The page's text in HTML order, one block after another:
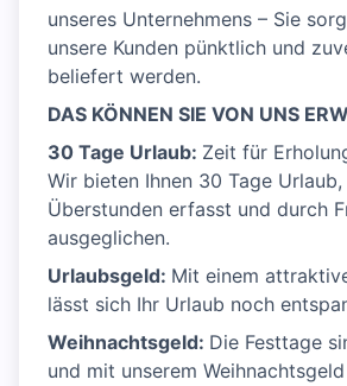
unseres Unternehmens – Sie
unsere Kunden pünktlich und
beliefert werden.
DAS KÖNNEN SIE VON UNS
30 Tage Urlaub: Zeit für
Wir bieten Ihnen 30 Tage
Überstunden erfasst und durch
ausgeglichen.
Urlaubsgeld: Mit einem
lässt sich Ihr Urlaub noch
Weihnachtsgeld: Die Festtage
und mit unserem